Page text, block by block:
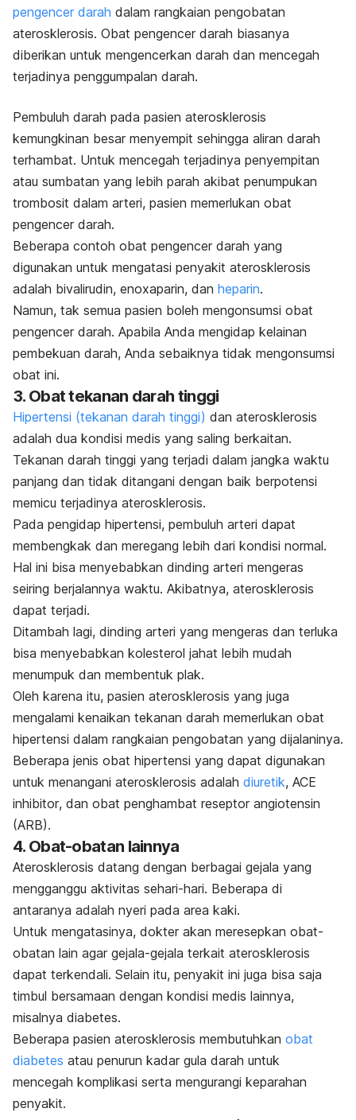
pengencer darah dalam rangkaian pengobatan
aterosklerosis. Obat pengencer darah biasanya
diberikan untuk mengencerkan darah dan mencegah
terjadinya penggumpalan darah.
Pembuluh darah pada pasien aterosklerosis
kemungkinan besar menyempit sehingga aliran darah
terhambat. Untuk mencegah terjadinya penyempitan
atau sumbatan yang lebih parah akibat penumpukan
trombosit dalam arteri, pasien memerlukan obat
pengencer darah.
Beberapa contoh obat pengencer darah yang
digunakan untuk mengatasi penyakit aterosklerosis
adalah bivalirudin, enoxaparin, dan heparin.
Namun, tak semua pasien boleh mengonsumsi obat
pengencer darah. Apabila Anda mengidap kelainan
pembekuan darah, Anda sebaiknya tidak mengonsumsi
obat ini.
3. Obat tekanan darah tinggi
Hipertensi (tekanan darah tinggi) dan aterosklerosis
adalah dua kondisi medis yang saling berkaitan.
Tekanan darah tinggi yang terjadi dalam jangka waktu
panjang dan tidak ditangani dengan baik berpotensi
memicu terjadinya aterosklerosis.
Pada pengidap hipertensi, pembuluh arteri dapat
membengkak dan meregang lebih dari kondisi normal.
Hal ini bisa menyebabkan dinding arteri mengeras
seiring berjalannya waktu. Akibatnya, aterosklerosis
dapat terjadi.
Ditambah lagi, dinding arteri yang mengeras dan terluka
bisa menyebabkan kolesterol jahat lebih mudah
menumpuk dan membentuk plak.
Oleh karena itu, pasien aterosklerosis yang juga
mengalami kenaikan tekanan darah memerlukan obat
hipertensi dalam rangkaian pengobatan yang dijalaninya.
Beberapa jenis obat hipertensi yang dapat digunakan
untuk menangani aterosklerosis adalah diuretik, ACE
inhibitor, dan obat penghambat reseptor angiotensin
(ARB).
4. Obat-obatan lainnya
Aterosklerosis datang dengan berbagai gejala yang
mengganggu aktivitas sehari-hari. Beberapa di
antaranya adalah nyeri pada area kaki.
Untuk mengatasinya, dokter akan meresepkan obat-
obatan lain agar gejala-gejala terkait aterosklerosis
dapat terkendali. Selain itu, penyakit ini juga bisa saja
timbul bersamaan dengan kondisi medis lainnya,
misalnya diabetes.
Beberapa pasien aterosklerosis membutuhkan obat
diabetes atau penurun kadar gula darah untuk
mencegah komplikasi serta mengurangi keparahan
penyakit.